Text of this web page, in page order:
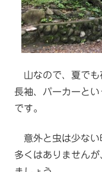
山なので、夏でも
長袖、パーカーと
です。
意外と虫は少ない
多くはありません